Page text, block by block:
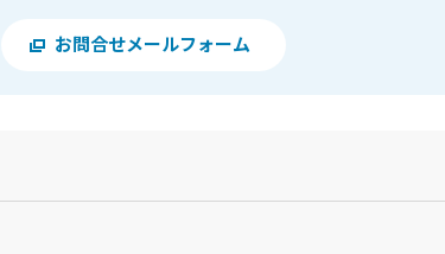
お問合せメールフォーム